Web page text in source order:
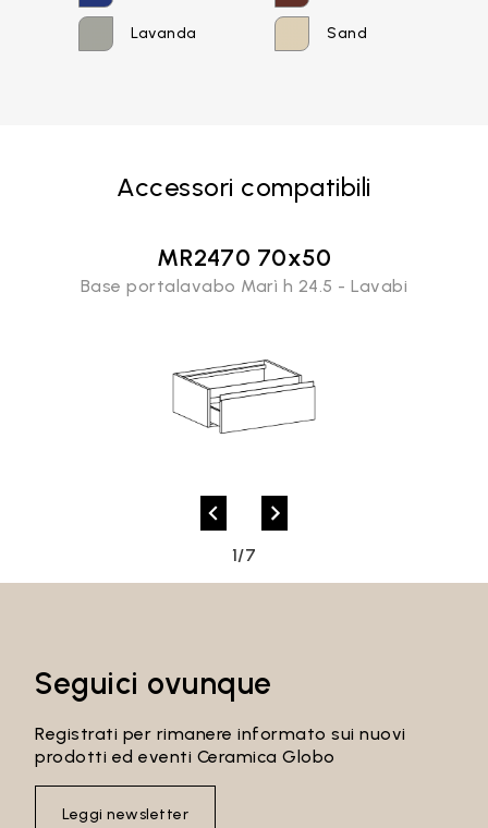
Password
Lavanda Sand
Accessori compatibili
MR2470 70x50
Base portalavabo Marì h 24.5 - Lavabi
1/7
Seguici ovunque
Registrati per rimanere informato sui nuovi
prodotti ed eventi Ceramica Globo
Leggi newsletter